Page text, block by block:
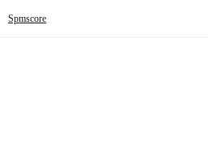
Spmscore